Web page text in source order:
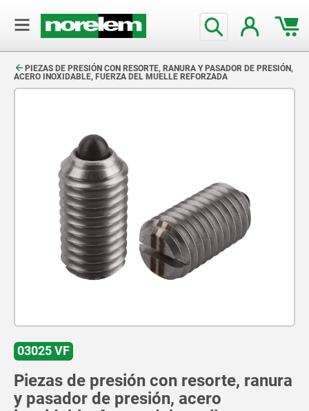
PIEZAS DE PRESIÓN CON RESORTE, RANURA Y PASADOR DE PRESIÓN,
ACERO INOXIDABLE, FUERZA DEL MUELLE REFORZADA
03025 VF
Piezas de presión con resorte, ranura
y pasador de presión, acero